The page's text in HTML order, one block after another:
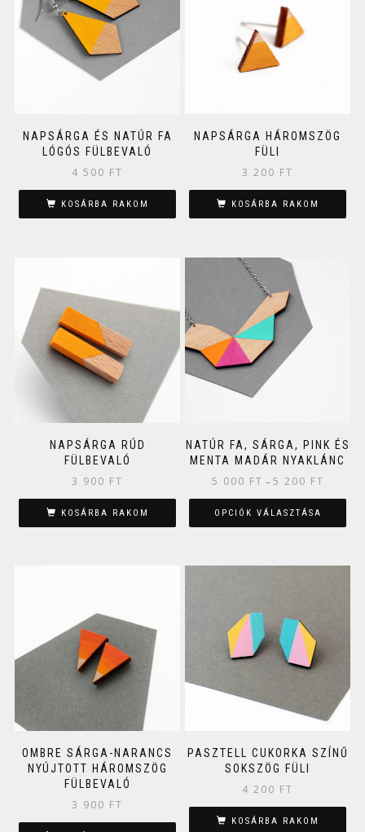
NAPSÁRGA ÉS NATÚR FA
LÓGÓS FÜLBEVALÓ
4 500 FT
KOSÁRBA RAKOM
NAPSÁRGA HÁROMSZÖG
FÜLI
3 200 FT
KOSÁRBA RAKOM
NAPSÁRGA RÚD
FÜLBEVALÓ
3 900 FT
KOSÁRBA RAKOM
NATÚR FA, SÁRGA, PINK ÉS
MENTA MADÁR NYAKLÁNC
5 000 FT – 5 200 FT
OPCIÓK VÁLASZTÁSA
OMBRE SÁRGA-NARANCS
NYÚJTOTT HÁROMSZÖG
FÜLBEVALÓ
3 900 FT
PASZTELL CUKORKA SZÍNŰ
SOKSZÖG FÜLI
4 200 FT
KOSÁRBA RAKOM